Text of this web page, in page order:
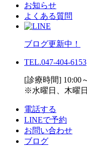
お知らせ
よくある質問
ブログ更新中！
TEL.047-404-6153
[診療時間] 10:00
※水曜日、木曜
電話する
LINEで予約
お問い合わせ
ブログ